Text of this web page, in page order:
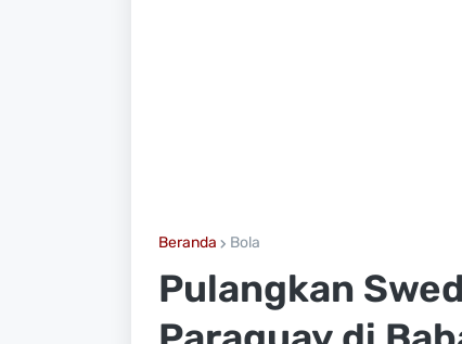
Beranda Bola
Pulangkan